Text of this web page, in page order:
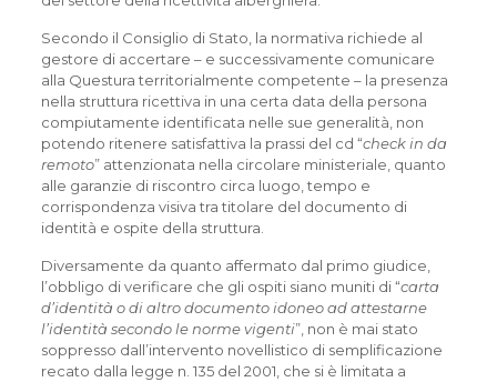
Secondo il Consiglio di Stato, la normativa richiede al
gestore di accertare – e successivamente comunicare
alla Questura territorialmente competente – la presenza
nella struttura ricettiva in una certa data della persona
compiutamente identificata nelle sue generalità, non
potendo ritenere satisfattiva la prassi del cd “check in da
remoto” attenzionata nella circolare ministeriale, quanto
alle garanzie di riscontro circa luogo, tempo e
corrispondenza visiva tra titolare del documento di
identità e ospite della struttura.
Diversamente da quanto affermato dal primo giudice,
l’obbligo di verificare che gli ospiti siano muniti di “carta
d’identità o di altro documento idoneo ad attestarne
l’identità secondo le norme vigenti”, non è mai stato
soppresso dall’intervento novellistico di semplificazione
recato dalla legge n. 135 del 2001, che si è limitata a